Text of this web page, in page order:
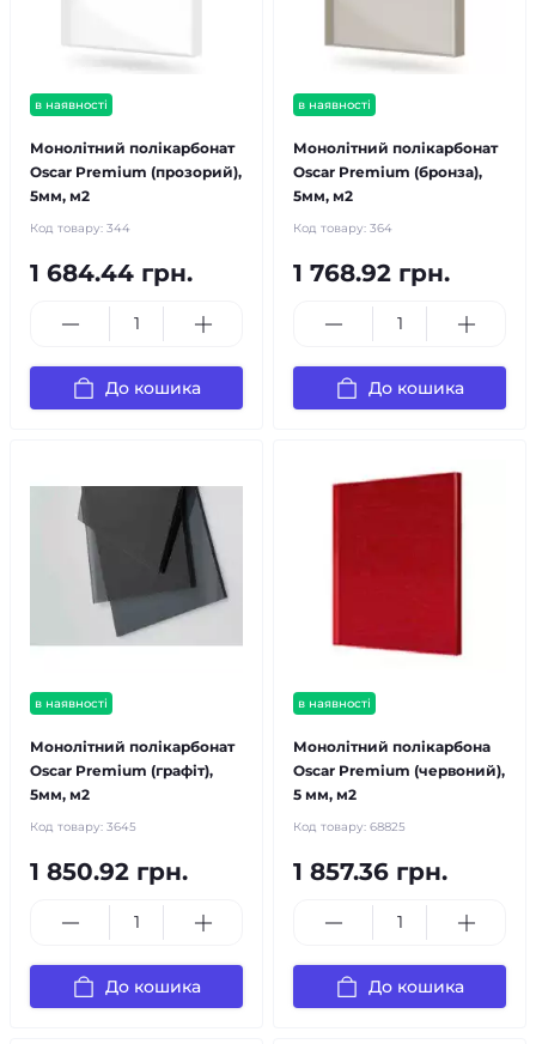
в наявності
Монолітний полікарбонат
Oscar Premium (прозорий),
5мм, м2
Код товару: 344
1 684.44 грн.
До кошика
в наявності
Монолітний полікарбонат
Oscar Premium (бронза),
5мм, м2
Код товару: 364
1 768.92 грн.
До кошика
в наявності
Монолітний полікарбонат
Oscar Premium (графіт),
5мм, м2
Код товару: 3645
1 850.92 грн.
До кошика
в наявності
Монолітний полікарбона
Oscar Premium (червоний),
5 мм, м2
Код товару: 68825
1 857.36 грн.
До кошика